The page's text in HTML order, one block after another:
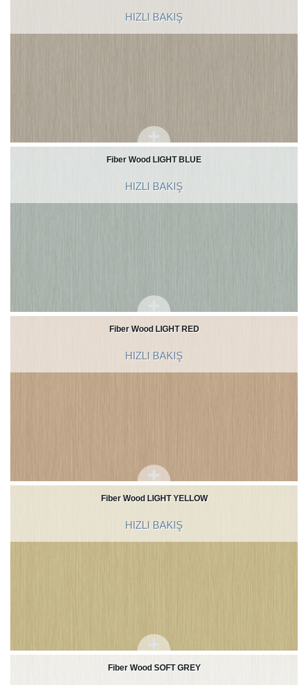
HIZLI BAKIŞ
Fiber Wood LIGHT BLUE
HIZLI BAKIŞ
Fiber Wood LIGHT RED
HIZLI BAKIŞ
Fiber Wood LIGHT YELLOW
HIZLI BAKIŞ
Fiber Wood SOFT GREY